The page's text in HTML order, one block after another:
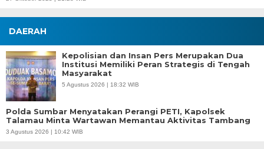
DAERAH
Kepolisian dan Insan Pers Merupakan Dua
Institusi Memiliki Peran Strategis di Tengah
Masyarakat
5 Agustus 2026 | 18:32 WIB
Polda Sumbar Menyatakan Perangi PETI, Kapolsek
Talamau Minta Wartawan Memantau Aktivitas Tambang
3 Agustus 2026 | 10:42 WIB